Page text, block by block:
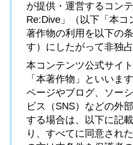
が提供・運営するコン
Re:Dive」（以下「本
著作物の利用を以下の
す）にしたがって非独
本コンテンツ公式サイ
「本著作物」といいま
ページやブログ、ソー
ビス（SNS）などの外
する場合は、以下に記
り、すべてに同意され